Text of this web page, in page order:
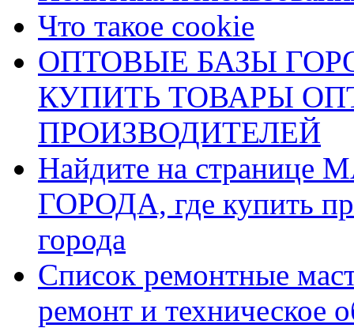
Что такое cookie
ОПТОВЫЕ БАЗЫ
КУПИТЬ ТОВАРЫ
ПРОИЗВОДИТЕЛЕЙ
Найдите на
ГОРОДА, где купить
города
Список ремонтные
ремонт и техническое